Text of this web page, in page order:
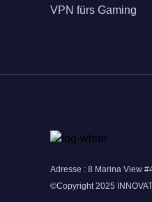
VPN fürs Gaming
Adresse : 8 Marina View
©Copyright 2025